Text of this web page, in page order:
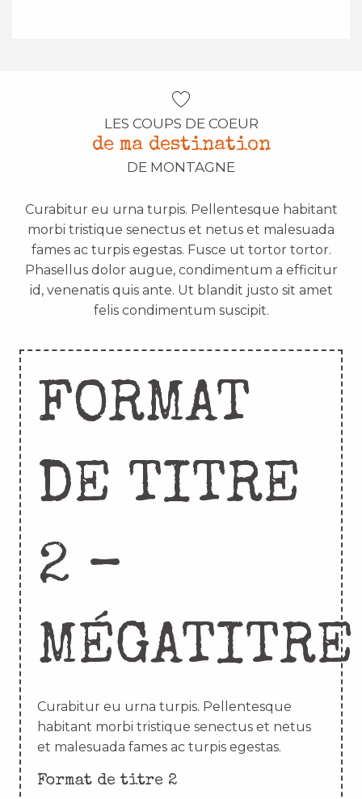
LES COUPS DE COEUR
de ma destination
DE MONTAGNE
Curabitur eu urna turpis. Pellentesque habitant
morbi tristique senectus et netus et malesuada
fames ac turpis egestas. Fusce ut tortor tortor.
Phasellus dolor augue, condimentum a efficitur
id, venenatis quis ante. Ut blandit justo sit amet
felis condimentum suscipit.
FORMAT
DE TITRE
2 –
MÉGATITRE
Curabitur eu urna turpis. Pellentesque
habitant morbi tristique senectus et netus
et malesuada fames ac turpis egestas.
Format de titre 2